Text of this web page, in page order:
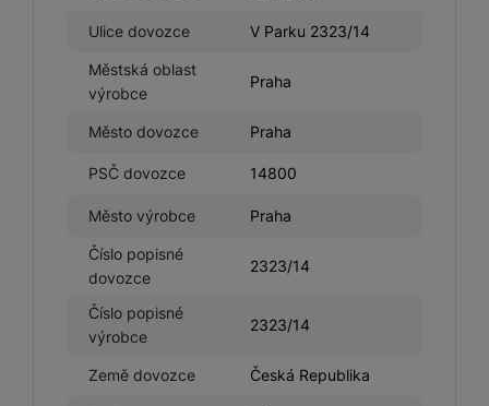
Ulice dovozce V Parku 2323/14
Městská oblast
výrobce
Praha
Město dovozce Praha
PSČ dovozce 14800
Město výrobce Praha
Číslo popisné
dovozce
2323/14
Číslo popisné
výrobce
2323/14
Země dovozce Česká Republika